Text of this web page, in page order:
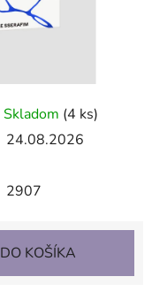
Skladom (4 ks)
24.08.2026
2907
DO KOŠÍKA